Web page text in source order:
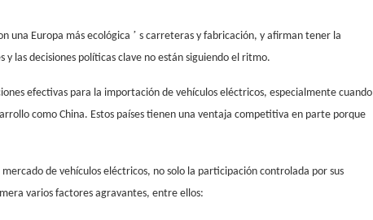
una Europa más ecológica ’ s carreteras y fabricación, y afirman tener la
las decisiones políticas clave no están siguiendo el ritmo.
efectivas para la importación de vehículos eléctricos, especialmente cuando
como China. Estos países tienen una ventaja competitiva en parte porque
de vehículos eléctricos, no solo la participación controlada por sus
varios factores agravantes, entre ellos: